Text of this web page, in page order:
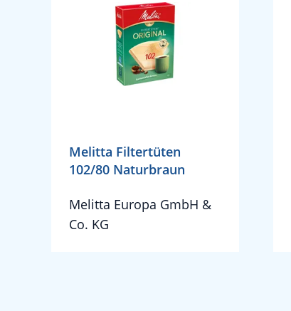
Melitta Filtertüten
102/80 Naturbraun
Melitta Europa GmbH &
Co. KG